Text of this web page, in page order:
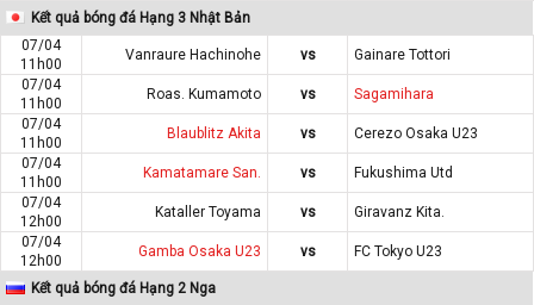
Kết quả bóng đá Hạng 3 Nhật Bản
07/04
11h00
Vanraure Hachinohe vs
Gainare Tottori
07/04
11h00
Roas. Kumamoto vs
Sagamihara
07/04
11h00
Blaublitz Akita vs
Cerezo Osaka U23
07/04
11h00
Kamatamare San. vs
Fukushima Utd
07/04
12h00
Kataller Toyama vs
Giravanz Kita.
07/04
12h00
Gamba Osaka U23 vs FC Tokyo U23
Kết quả bóng đá Hạng 2 Nga